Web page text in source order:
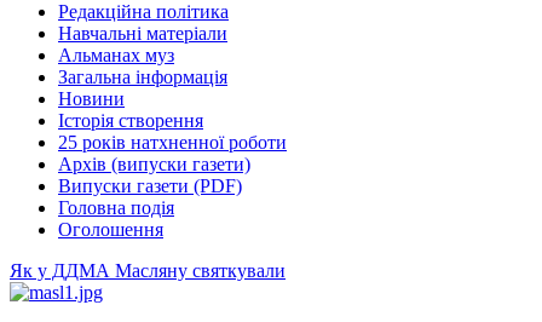
Редакційна політика
Навчальні матеріали
Альманах муз
Загальна інформація
Новини
Історія створення
25 років натхненної роботи
Архів (випуски газети)
Випуски газети (PDF)
Головна подія
Оголошення
Як у ДДМА Масляну святкували